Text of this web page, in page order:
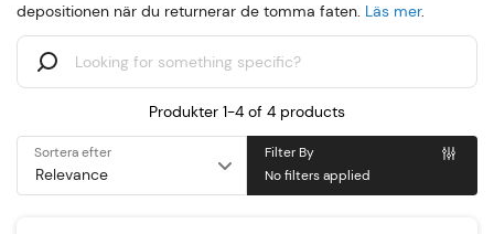
depositionen när du returnerar de tomma faten. Läs mer.
Produkter 1-4 of 4 products
Sortera efter
Filter By
No filters applied